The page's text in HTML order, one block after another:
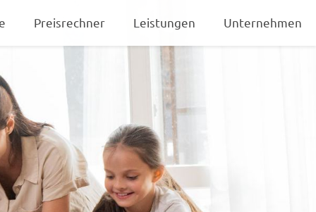
Preisrechner Leistungen Unternehmen